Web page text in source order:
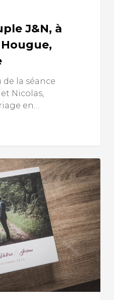
J&N, à
la séance
Nicolas,
en…